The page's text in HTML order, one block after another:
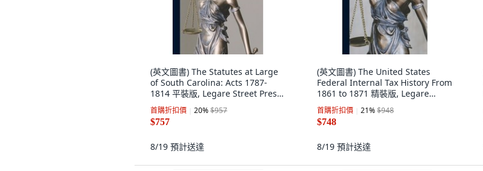
(英文圖書) The Statutes at Large
of South Carolina: Acts 1787-
1814 平裝版, Legare Street Press,
英文
首購折扣價 20%$957
$757
8/19 預計送達
(英文圖書) The United States
Federal Internal Tax History From
1861 to 1871 精裝版, Legare
Street Press, 英文
首購折扣價 21%$948
$748
8/19 預計送達